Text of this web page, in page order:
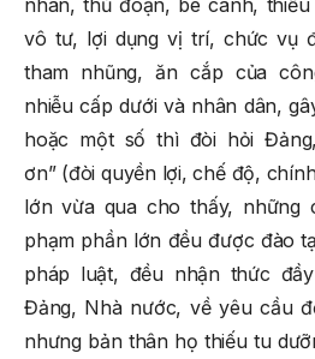
vô tư, lợi dụng vị trí, chức vụ
tham nhũng, ăn cắp của
nhiễu cấp dưới và nhân dân,
hoặc một số thì đòi hỏi
ơn” (đòi quyền lợi, chế độ,
lớn vừa qua cho thấy, những
phạm phần lớn đều được đào
pháp luật, đều nhận thức
Đảng, Nhà nước, về yêu cầu
nhưng bản thân họ thiếu tu